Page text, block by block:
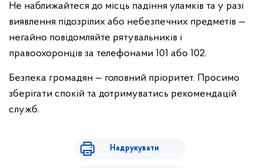
Не наближайтеся до місць падіння уламків та у разі
виявлення підозрілих або небезпечних предметів —
негайно повідомляйте рятувальників і
правоохоронців за телефонами 101 або 102.
Безпека громадян — головний пріоритет. Просимо
зберігати спокій та дотримуватись рекомендацій
служб.
Надрукувати